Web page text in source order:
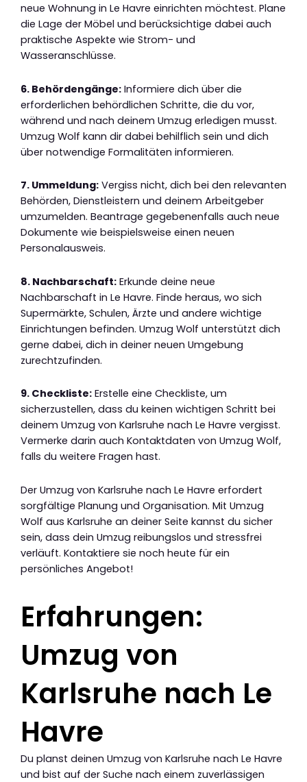
neue Wohnung in Le Havre einrichten möchtest. Plane
die Lage der Möbel und berücksichtige dabei auch
praktische Aspekte wie Strom- und
Wasseranschlüsse.
6. Behördengänge: Informiere dich über die
erforderlichen behördlichen Schritte, die du vor,
während und nach deinem Umzug erledigen musst.
Umzug Wolf kann dir dabei behilflich sein und dich
über notwendige Formalitäten informieren.
7. Ummeldung: Vergiss nicht, dich bei den relevanten
Behörden, Dienstleistern und deinem Arbeitgeber
umzumelden. Beantrage gegebenenfalls auch neue
Dokumente wie beispielsweise einen neuen
Personalausweis.
8. Nachbarschaft: Erkunde deine neue
Nachbarschaft in Le Havre. Finde heraus, wo sich
Supermärkte, Schulen, Ärzte und andere wichtige
Einrichtungen befinden. Umzug Wolf unterstützt dich
gerne dabei, dich in deiner neuen Umgebung
zurechtzufinden.
9. Checkliste: Erstelle eine Checkliste, um
sicherzustellen, dass du keinen wichtigen Schritt bei
deinem Umzug von Karlsruhe nach Le Havre vergisst.
Vermerke darin auch Kontaktdaten von Umzug Wolf,
falls du weitere Fragen hast.
Der Umzug von Karlsruhe nach Le Havre erfordert
sorgfältige Planung und Organisation. Mit Umzug
Wolf aus Karlsruhe an deiner Seite kannst du sicher
sein, dass dein Umzug reibungslos und stressfrei
verläuft. Kontaktiere sie noch heute für ein
persönliches Angebot!
Erfahrungen:
Umzug von
Karlsruhe nach Le
Havre
Du planst deinen Umzug von Karlsruhe nach Le Havre
und bist auf der Suche nach einem zuverlässigen